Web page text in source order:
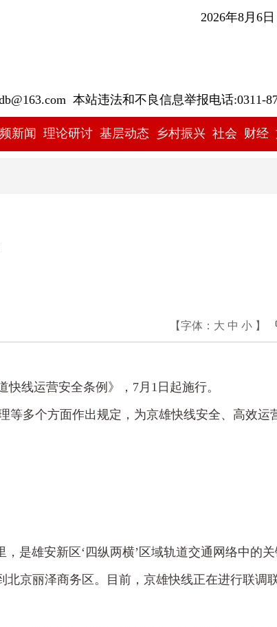
2026年8月6
本站违法和不良信息举报电话:0311-
新闻 理论研讨 基层动态 乡村振兴 社会 财经
【字体： 大 中 小 】
线运营安全条例》，7月1日起施行。
等多个方面作出规定，为京雄快线安全、高效运
是雄安新区‘四纵两横’区域轨道交通网络中的关
京丽泽商务区。目前，京雄快线正在进行联调